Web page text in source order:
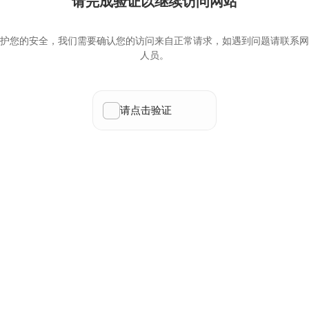
您的安全，我们需要确认您的访问来自正常请求，如遇到问题请联系
人员。